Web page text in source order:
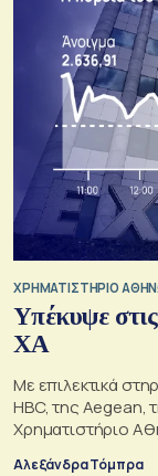
XΡΗΜΑΤΙΣΤΗΡΙΟ
Υπέκυψε
ΧΑ
Με επιλεκτικά
HBC, της Aegean,
Χρηματιστήριο
Αλεξάνδρα Τόμπρα